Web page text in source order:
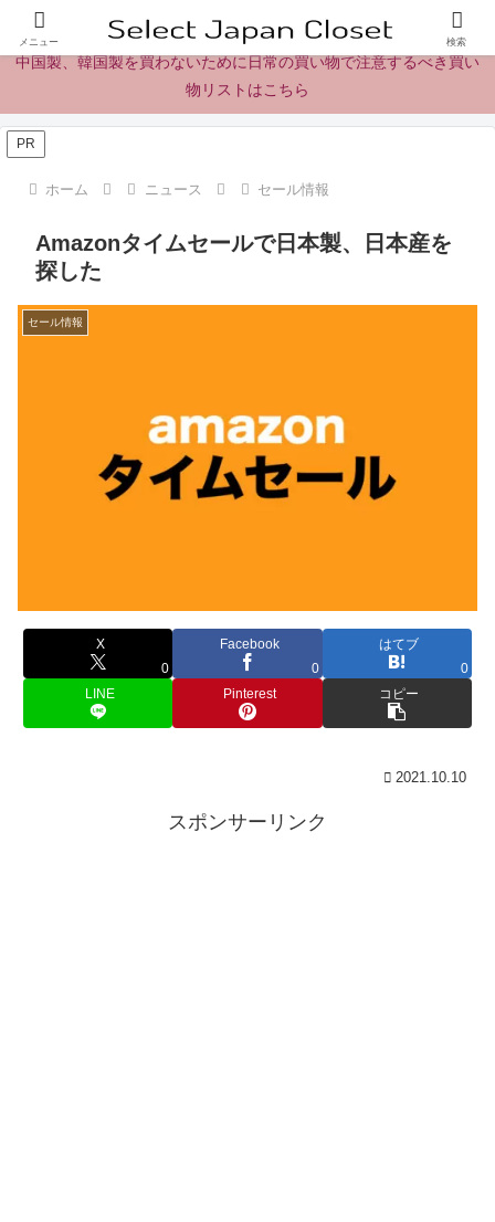
日本製の商品、製品、食品レビューとニュース
中国製、韓国製を買わないために日常の買い物で注意するべき買い
物リストはこちら
PR
ホーム ニュース セール情報
Amazonタイムセールで日本製、日本産を
探した
セール情報
X
0
Facebook
0
はてブ
0
LINE
Pinterest コピー
2021.10.10
スポンサーリンク
メニュー 検索